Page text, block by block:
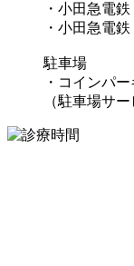
・小田急電
・小田急電
駐車場
・コインパ
（駐車場サー